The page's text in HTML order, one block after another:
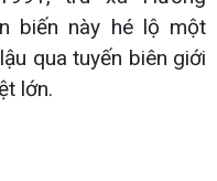
biến này hé lộ một
qua tuyến biên giới
lớn.